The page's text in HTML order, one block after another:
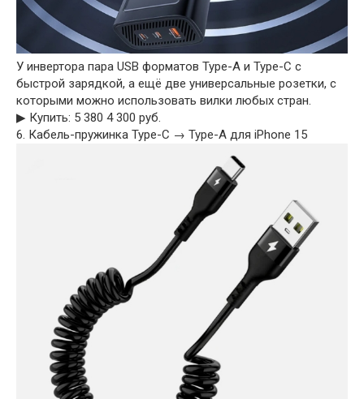
У инвертора пара USB форматов Type-A и Type-C с
быстрой зарядкой, а ещё две универсальные розетки, с
которыми можно использовать вилки любых стран.
▶︎ Купить: 5 380 4 300 руб.
6. Кабель-пружинка Type-C → Type-A для iPhone 15